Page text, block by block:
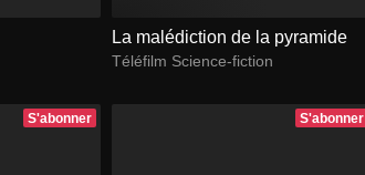
La malédiction de la pyramide
Téléfilm Science-fiction
S'abonner S'abonner